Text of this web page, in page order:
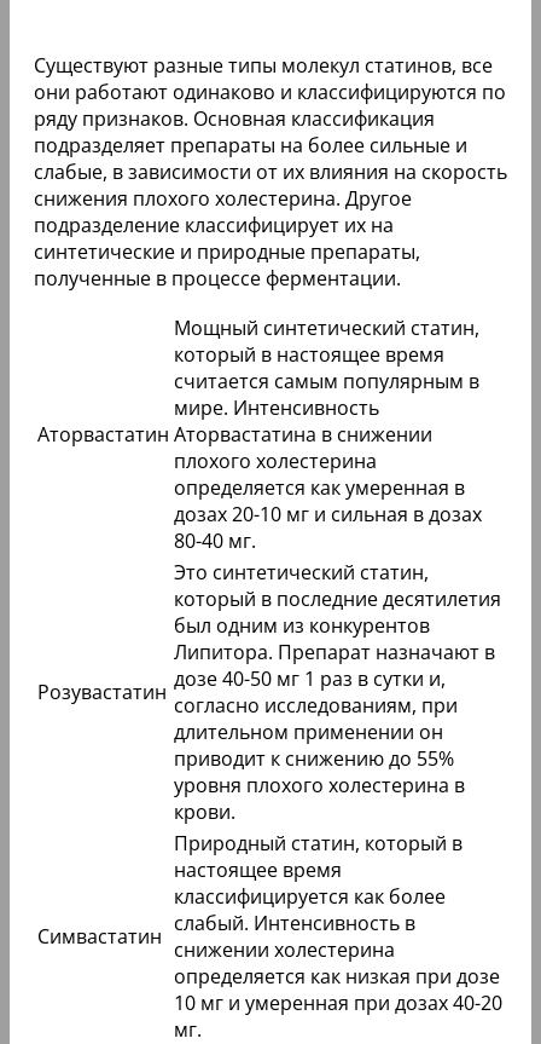
Существуют разные типы молекул статинов, все
они работают одинаково и классифицируются по
ряду признаков. Основная классификация
подразделяет препараты на более сильные и
слабые, в зависимости от их влияния на скорость
снижения плохого холестерина. Другое
подразделение классифицирует их на
синтетические и природные препараты,
полученные в процессе ферментации.
Аторвастатин
Мощный синтетический статин,
который в настоящее время
считается самым популярным в
мире. Интенсивность
Аторвастатина в снижении
плохого холестерина
определяется как умеренная в
дозах 20-10 мг и сильная в дозах
80-40 мг.
Розувастатин
Это синтетический статин,
который в последние десятилетия
был одним из конкурентов
Липитора. Препарат назначают в
дозе 40-50 мг 1 раз в сутки и,
согласно исследованиям, при
длительном применении он
приводит к снижению до 55%
уровня плохого холестерина в
крови.
Симвастатин
Природный статин, который в
настоящее время
классифицируется как более
слабый. Интенсивность в
снижении холестерина
определяется как низкая при дозе
10 мг и умеренная при дозах 40-20
мг.